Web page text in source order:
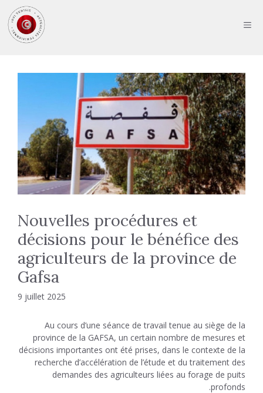
au
contenu
Nouvelles procédures et
décisions pour le bénéfice des
agriculteurs de la province de
Gafsa
9 juillet 2025
Au cours d’une séance de travail tenue au siège de la
province de la GAFSA, un certain nombre de mesures et
décisions importantes ont été prises, dans le contexte de la
recherche d’accélération de l’étude et du traitement des
demandes des agriculteurs liées au forage de puits
profonds.